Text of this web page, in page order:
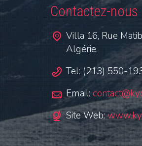
Contactez-nous
Villa 16, Rue
Algérie.
Tel: (213) 550-
Email:
Site Web: